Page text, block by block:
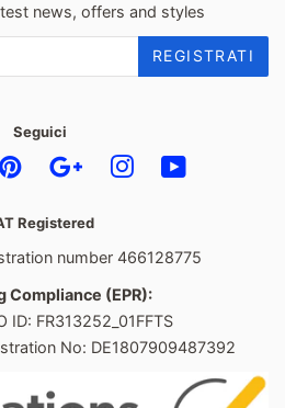
news, offers and styles
REGISTRATI
Seguici
PinterestGoogleInstagram
Registered
number 466128775
Compliance (EPR):
ID: FR313252_01FFTS
No: DE1807909487392